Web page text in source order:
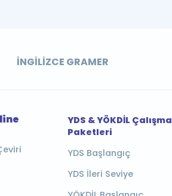
İNGILIZCE GRAMER
YDS & YÖKDİL Çalışma
Paketleri
YDS Başlangıç
YDS İleri Seviye